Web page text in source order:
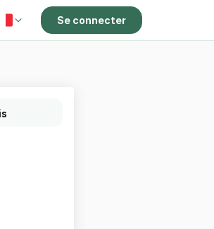
Se connecter